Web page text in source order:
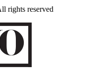
rights reserved